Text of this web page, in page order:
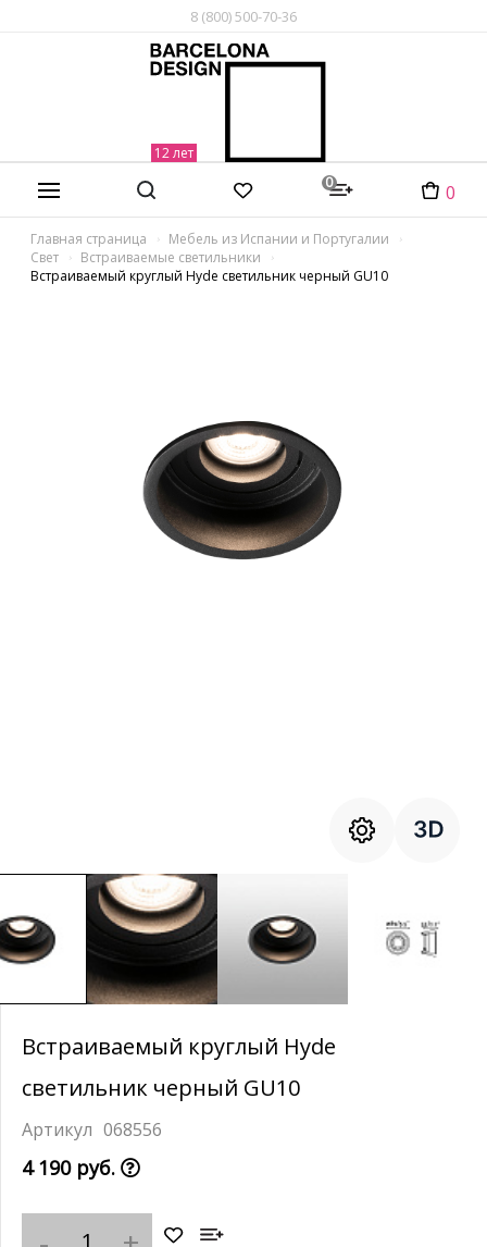
8 (800) 500-70-36
0 0
Главная страница
Мебель из Испании и Португалии
Свет
Встраиваемые светильники
Встраиваемый круглый Hyde светильник черный GU10
Встраиваемый круглый Hyde
светильник черный GU10
068556
4 190 руб.